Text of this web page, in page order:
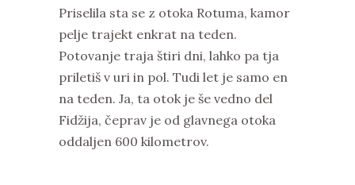
Priselila sta se z otoka Rotuma, kamor
pelje trajekt enkrat na teden.
Potovanje traja štiri dni, lahko pa tja
priletiš v uri in pol. Tudi let je samo en
na teden. Ja, ta otok je še vedno del
Fidžija, čeprav je od glavnega otoka
oddaljen 600 kilometrov.